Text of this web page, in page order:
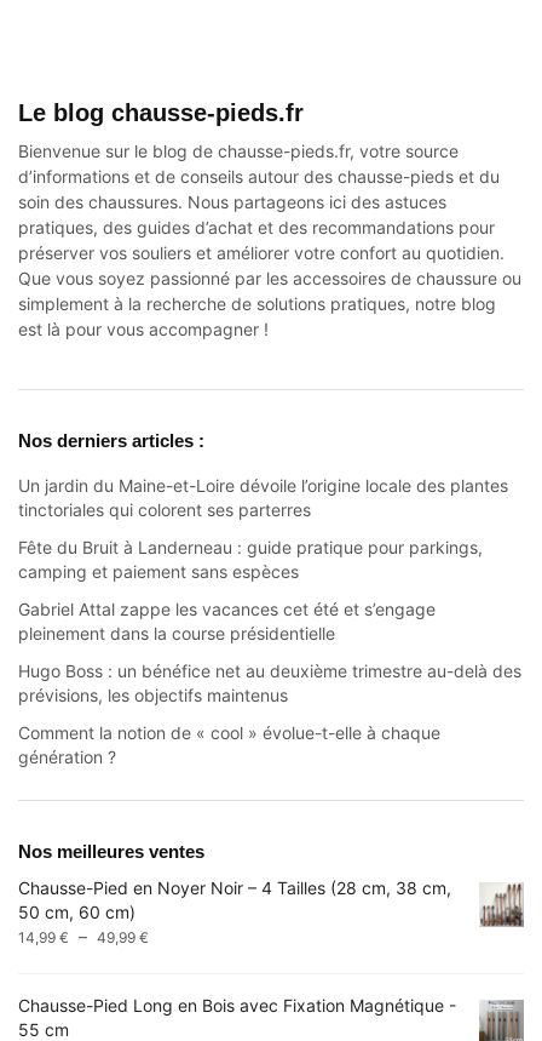
Le blog chausse-pieds.fr
Bienvenue sur le blog de chausse-pieds.fr, votre source
d’informations et de conseils autour des chausse-pieds et du
soin des chaussures. Nous partageons ici des astuces
pratiques, des guides d’achat et des recommandations pour
préserver vos souliers et améliorer votre confort au quotidien.
Que vous soyez passionné par les accessoires de chaussure ou
simplement à la recherche de solutions pratiques, notre blog
est là pour vous accompagner !
Nos derniers articles :
Un jardin du Maine-et-Loire dévoile l’origine locale des plantes
tinctoriales qui colorent ses parterres
Fête du Bruit à Landerneau : guide pratique pour parkings,
camping et paiement sans espèces
Gabriel Attal zappe les vacances cet été et s’engage
pleinement dans la course présidentielle
Hugo Boss : un bénéfice net au deuxième trimestre au-delà des
prévisions, les objectifs maintenus
Comment la notion de « cool » évolue-t-elle à chaque
génération ?
Nos meilleures ventes
Chausse-Pied en Noyer Noir – 4 Tailles (28 cm, 38 cm,
50 cm, 60 cm)
14,99 € – 49,99 €
14,99 €
Chausse-Pied Long en Bois avec Fixation Magnétique -
55 cm